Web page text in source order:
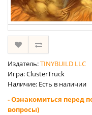
Издатель:TINYBUILD LLC
Игра: ClusterTruck
Наличие: Есть в наличии
- Ознакомиться перед
вопросы)